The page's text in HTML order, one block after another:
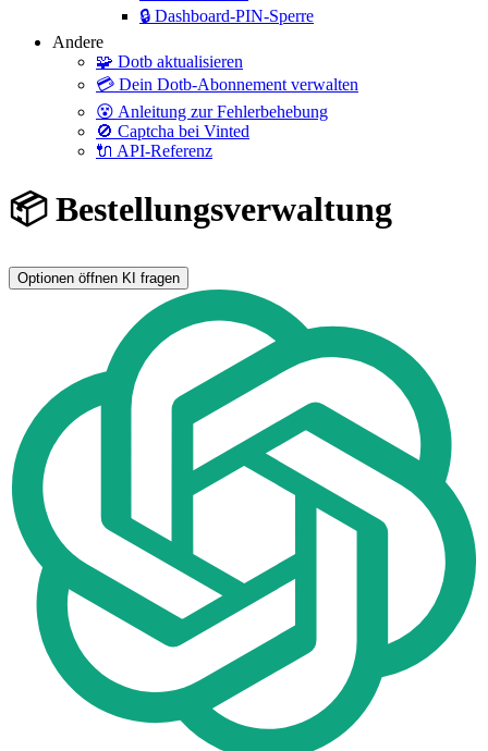
🔒 Dashboard-PIN-Sperre
Andere
🧩 Dotb aktualisieren
💳 Dein Dotb-Abonnement verwalten
😵 Anleitung zur Fehlerbehebung
🚫 Captcha bei Vinted
🔌 API-Referenz
📦 Bestellungsverwaltung
Optionen öffnen KI fragen